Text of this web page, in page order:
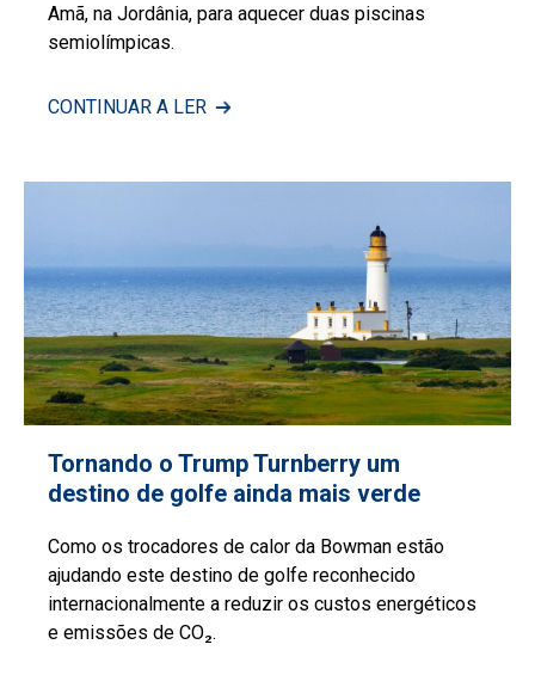
Amã, na Jordânia, para aquecer duas piscinas
semiolímpicas.
CONTINUAR A LER
Tornando o Trump Turnberry um
destino de golfe ainda mais verde
Como os trocadores de calor da Bowman estão
ajudando este destino de golfe reconhecido
internacionalmente a reduzir os custos energéticos
e emissões de CO₂.